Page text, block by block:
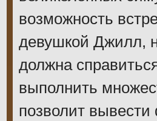
возможность
девушкой Джилл,
должна
выполнить
позволит